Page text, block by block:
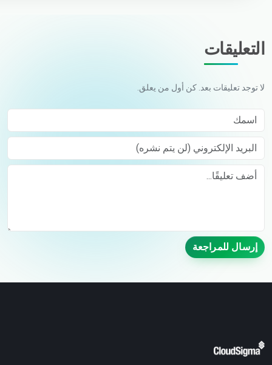
التعليقات
لا توجد تعليقات بعد. كن أول من يعلق.
اسمك
البريد الإلكتروني (لن يتم نشره)
إرسال للمراجعة